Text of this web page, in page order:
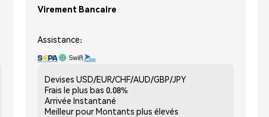
Virement Bancaire
Assistance:
Devises USD/EUR/CHF/AUD/GBP/JPY
Frais le plus bas 0.08%
Arrivée Instantané
Meilleur pourMontants plus élevés